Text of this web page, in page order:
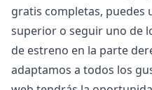
gratis completas, puedes
superior o seguir uno de
de estreno en la parte
adaptamos a todos los